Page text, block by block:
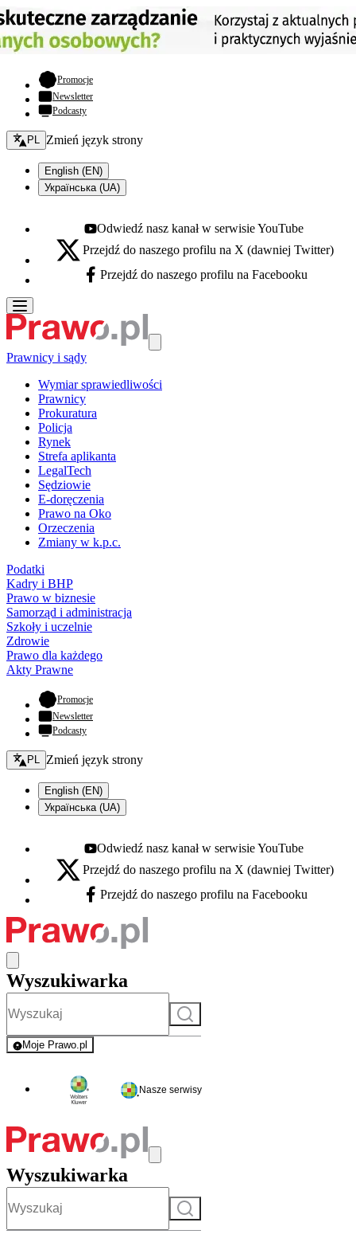
Promocje- otwiera się w nowej karcie
Newsletter
Podcasty
Zmień język - bieżący:
PL Zmień język strony
English (EN)
Українська (UA)
Youtube - otwiera się w nowej karcie
Odwiedź nasz kanał w serwisie YouTube
X - otwiera się w nowej karcie
Przejdź do naszego profilu na X (dawniej Twitter)
Facebook - otwiera się w nowej karcie
Przejdź do naszego profilu na Facebooku
Prawnicy i sądy
Wymiar sprawiedliwości
Prawnicy
Prokuratura
Policja
Rynek
Strefa aplikanta
LegalTech
Sędziowie
E-doręczenia
Prawo na Oko
Orzeczenia
Zmiany w k.p.c.
Podatki
Kadry i BHP
Prawo w biznesie
Samorząd i administracja
Szkoły i uczelnie
Zdrowie
Prawo dla każdego
Akty Prawne
Promocje- otwiera się w nowej karcie
Newsletter
Podcasty
Zmień język - bieżący:
PL Zmień język strony
English (EN)
Українська (UA)
Youtube - otwiera się w nowej karcie
Odwiedź nasz kanał w serwisie YouTube
X - otwiera się w nowej karcie
Przejdź do naszego profilu na X (dawniej Twitter)
Facebook - otwiera się w nowej karcie
Przejdź do naszego profilu na Facebooku
Wyszukiwarka
Szukaj
Moje Prawo.pl
- rejestracja i logowanie do serwisu
Nasze serwisy
Wyszukiwarka
Szukaj